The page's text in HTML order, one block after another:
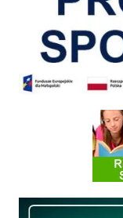
Międzyzakładowa Kasa